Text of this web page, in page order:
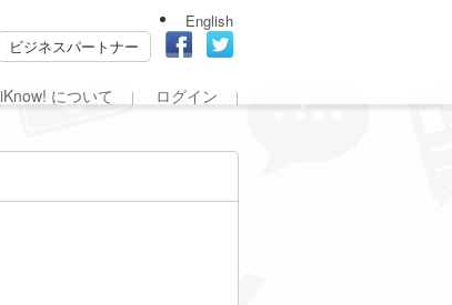
English
ビジネスパートナー
iKnow! について ログイン